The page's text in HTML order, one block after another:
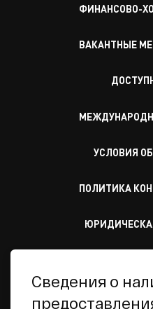
ФИНАНСОВО-
ВАКАНТНЫЕ
УСЛОВИЯ
ПОЛИТИКА
Сведения о